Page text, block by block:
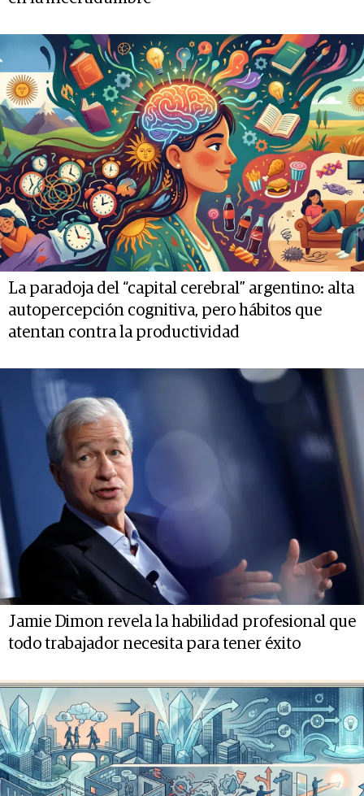
La paradoja del “capital cerebral” argentino: alta
autopercepción cognitiva, pero hábitos que
atentan contra la productividad
Jamie Dimon revela la habilidad profesional que
todo trabajador necesita para tener éxito